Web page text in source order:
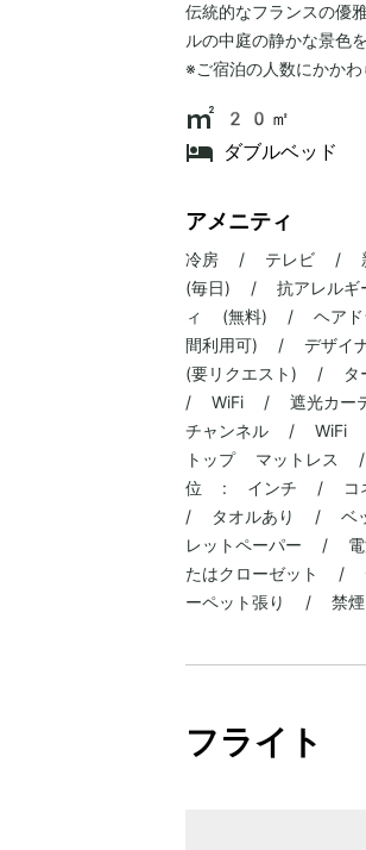
伝統的なフランスの優
ルの中庭の静かな景色
※ご宿泊の人数にかかわ
20㎡
ダブルベッ
アメニティ
冷房 / テレビ /
(毎日) / 抗アレル
ィ (無料) / ヘアド
間利用可) / デザ
(要リクエスト) / タ
/ WiFi / 遮光カー
チャンネル / WiFi (
トップ マットレ
位 : インチ / コネ
/ タオルあり / ベ
レットペーパー /
たはクローゼット
ーペット張り / 禁煙
フライト